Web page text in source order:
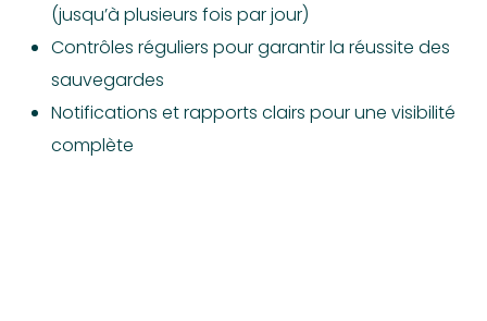
(jusqu’à plusieurs fois par jour)
Contrôles réguliers pour garantir la réussite des
sauvegardes
Notifications et rapports clairs pour une visibilité
complète